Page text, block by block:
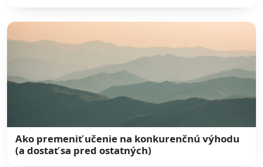
Ako premeniť učenie na konkurenčnú výhodu
(a dostať sa pred ostatných)